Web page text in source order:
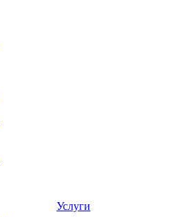
Услуги